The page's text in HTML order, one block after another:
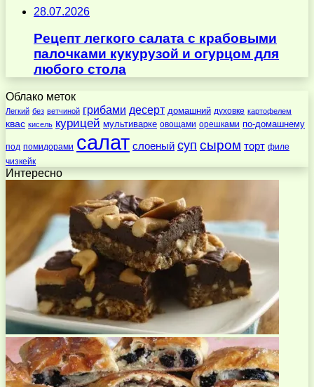
28.07.2026
Рецепт легкого салата с крабовыми
палочками кукурузой и огурцом для
любого стола
Облако меток
Легкий без ветчиной грибами десерт домашний духовке картофелем
квас кисель курицей мультиварке овощами орешками по-домашнему
под помидорами салат слоеный суп сыром торт филе
чизкейк
Интересно